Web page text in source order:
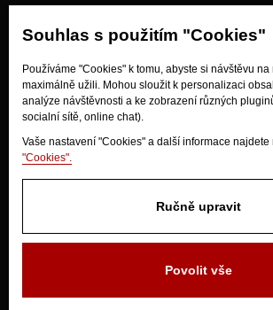
Souhlas s použitím "Cookies"
Používáme "Cookies" k tomu, abyste si návštěvu
maximálně užili. Mohou sloužit k personalizaci
analýze návštěvnosti a ke zobrazení různých
socialní sítě, online chat).
Vaše nastavení "Cookies" a další informace najdete
"Cookies".
Ručně upravit
Povolit vše
Kdo jsme?
Jak nakupovat?
Obchodní podmínky
Doprava
Odstoupení od kupní smlouvy
280 02 Kolín